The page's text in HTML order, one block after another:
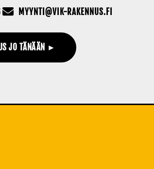
MYYNTI@VIK-RAKENNUS.FI
JO TÄNÄÄN ►